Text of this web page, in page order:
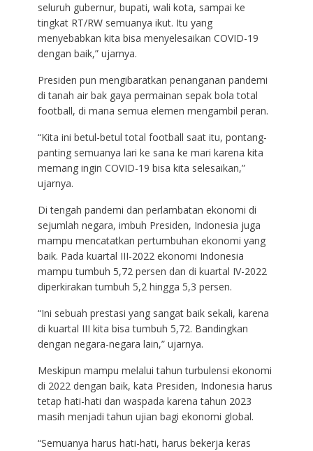
seluruh gubernur, bupati, wali kota, sampai ke
tingkat RT/RW semuanya ikut. Itu yang
menyebabkan kita bisa menyelesaikan COVID-19
dengan baik,” ujarnya.
Presiden pun mengibaratkan penanganan pandemi
di tanah air bak gaya permainan sepak bola total
football, di mana semua elemen mengambil peran.
“Kita ini betul-betul total football saat itu, pontang-
panting semuanya lari ke sana ke mari karena kita
memang ingin COVID-19 bisa kita selesaikan,”
ujarnya.
Di tengah pandemi dan perlambatan ekonomi di
sejumlah negara, imbuh Presiden, Indonesia juga
mampu mencatatkan pertumbuhan ekonomi yang
baik. Pada kuartal III-2022 ekonomi Indonesia
mampu tumbuh 5,72 persen dan di kuartal IV-2022
diperkirakan tumbuh 5,2 hingga 5,3 persen.
“Ini sebuah prestasi yang sangat baik sekali, karena
di kuartal III kita bisa tumbuh 5,72. Bandingkan
dengan negara-negara lain,” ujarnya.
Meskipun mampu melalui tahun turbulensi ekonomi
di 2022 dengan baik, kata Presiden, Indonesia harus
tetap hati-hati dan waspada karena tahun 2023
masih menjadi tahun ujian bagi ekonomi global.
“Semuanya harus hati-hati, harus bekerja keras